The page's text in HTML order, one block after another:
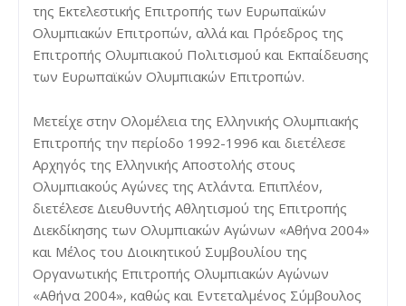
της Εκτελεστικής Επιτροπής των Ευρωπαϊκών
Ολυμπιακών Επιτροπών, αλλά και Πρόεδρος της
Επιτροπής Ολυμπιακού Πολιτισμού και Εκπαίδευσης
των Ευρωπαϊκών Ολυμπιακών Επιτροπών.
Μετείχε στην Ολομέλεια της Ελληνικής Ολυμπιακής
Επιτροπής την περίοδο 1992-1996 και διετέλεσε
Αρχηγός της Ελληνικής Αποστολής στους
Ολυμπιακούς Αγώνες της Ατλάντα. Επιπλέον,
διετέλεσε Διευθυντής Αθλητισμού της Επιτροπής
Διεκδίκησης των Ολυμπιακών Αγώνων «Αθήνα 2004»
και Μέλος του Διοικητικού Συμβουλίου της
Οργανωτικής Επιτροπής Ολυμπιακών Αγώνων
«Αθήνα 2004», καθώς και Εντεταλμένος Σύμβουλος